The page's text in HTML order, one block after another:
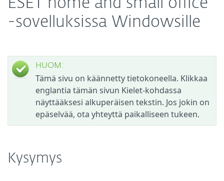
ESET home and small office
-sovelluksissa Windowsille
HUOM:
Tämä sivu on käännetty tietokoneella. Klikkaa
englantia tämän sivun Kielet-kohdassa
näyttääksesi alkuperäisen tekstin. Jos jokin on
epäselvää, ota yhteyttä paikalliseen tukeen.
Kysymys